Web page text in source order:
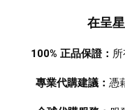
在呈
100% 正品保證：
專業代購建議： 憑